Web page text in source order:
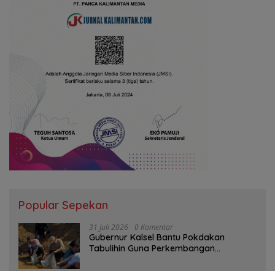
Popular Sepekan
31 Juli 2026 0 Komentar
Gubernur Kalsel Bantu Pokdakan
Tabulihin Guna Perkembangan